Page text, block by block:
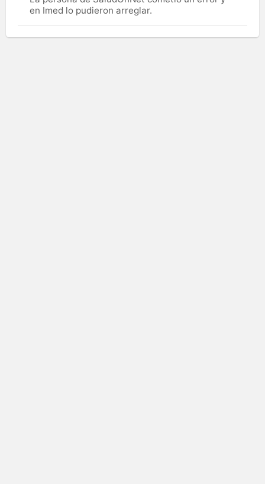
en Imed lo pudieron arreglar.